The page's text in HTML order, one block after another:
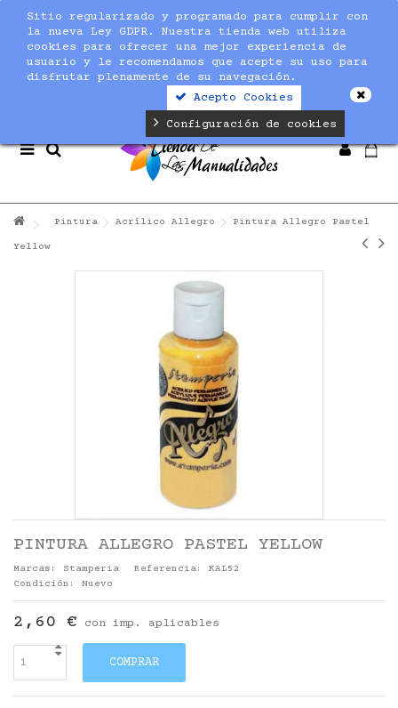
Notice : Undefined index: max_amount in
/home/nuevaltm/public_html/modules/sequracheckout/lib/
on line19
Sitio regularizado y programado para cumplir con
la nueva Ley GDPR. Nuestra tienda web utiliza
cookies para ofrecer una mejor experiencia de
usuario y le recomendamos que acepte su uso para
disfrutar plenamente de su navegación.
Acepto Cookies
Configuración de cookies
Pintura Acrílico Allegro Pintura Allegro Pastel
Yellow
PINTURA ALLEGRO PASTEL YELLOW
Marcas: Stamperia Referencia:
KAL52
Condición:
Nuevo
2,60 € con imp. aplicables
COMPRAR